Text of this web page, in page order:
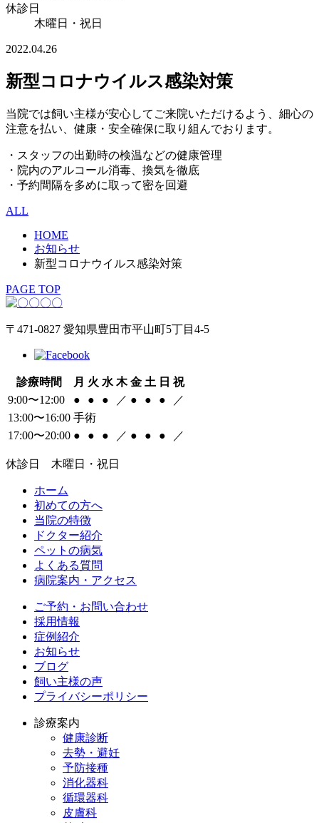
休診日
木曜日・祝日
2022.04.26
新型コロナウイルス感染対策
当院では飼い主様が安心してご来院いただけるよう、細心の
注意を払い、健康・安全確保に取り組んでおります。
・スタッフの出勤時の検温などの健康管理
・院内のアルコール消毒、換気を徹底
・予約間隔を多めに取って密を回避
ALL
HOME
お知らせ
新型コロナウイルス感染対策
PAGE TOP
〒471-0827 愛知県豊田市平山町5丁目4-5
診療時間 月 火 水 木 金 土 日 祝
9:00〜12:00
● ● ● ／ ● ● ●
／
13:00〜16:00 手術
17:00〜20:00 ● ● ● ／ ● ● ● ／
休診日 木曜日・祝日
ホーム
初めての方へ
当院の特徴
ドクター紹介
ペットの病気
よくある質問
病院案内・アクセス
ご予約・お問い合わせ
採用情報
症例紹介
お知らせ
ブログ
飼い主様の声
プライバシーポリシー
診療案内
健康診断
去勢・避妊
予防接種
消化器科
循環器科
皮膚科